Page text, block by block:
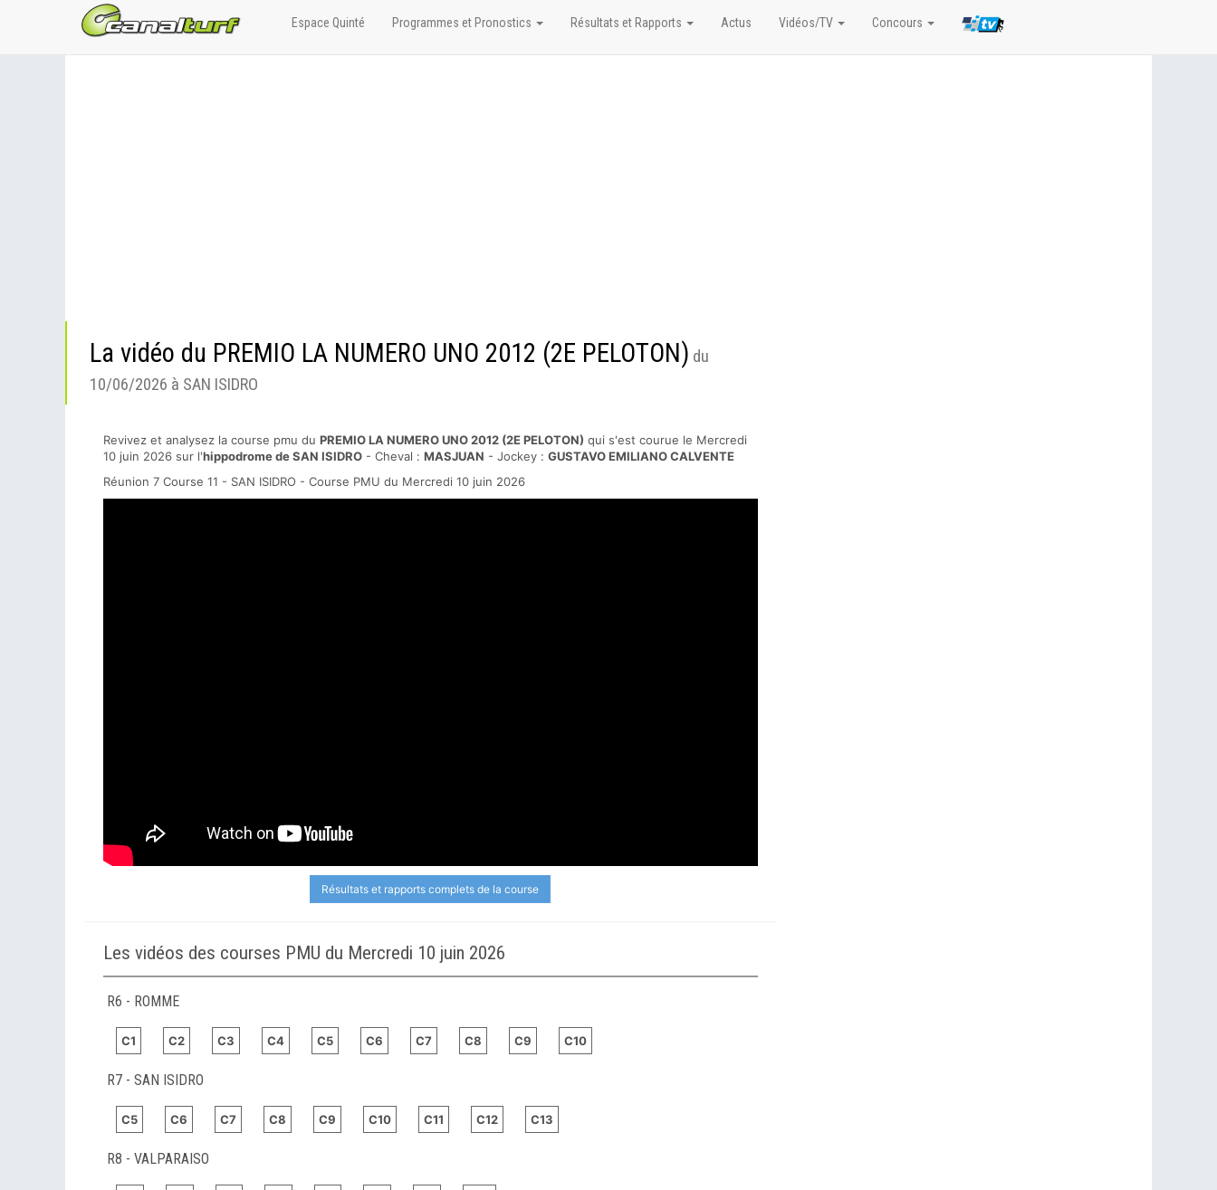
La vidéo du PREMIO LA NUMERO UNO 2012 (2E PELOTON) du
10/06/2026 à SAN ISIDRO
Revivez et analysez la course pmu du PREMIO LA NUMERO UNO 2012 (2E PELOTON) qui s'est courue le Mercredi
10 juin 2026 sur l'hippodrome de SAN ISIDRO - Cheval : MASJUAN - Jockey : GUSTAVO EMILIANO CALVENTE
Réunion 7 Course 11 - SAN ISIDRO - Course PMU du Mercredi 10 juin 2026
Résultats et rapports complets de la course
Les vidéos des courses PMU du Mercredi 10 juin 2026
R6 - ROMME
C1 C2 C3 C4 C5 C6 C7 C8 C9 C10
R7 - SAN ISIDRO
C5 C6 C7 C8 C9 C10 C11 C12 C13
R8 - VALPARAISO
Espace Quinté Programmes et Pronostics Résultats et Rapports Actus Vidéos/TV Concours